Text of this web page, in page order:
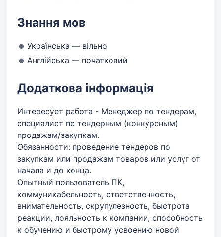
Знання мов
Українська — вільно
Англійська — початковий
Додаткова інформація
Интересует работа - Менеджер по тендерам,
специалист по тендерным (конкурсным)
продажам/закупкам.
Обязанности: проведение тендеров по
закупкам или продажам товаров или услуг от
начала и до конца.
Опытный пользователь ПК,
коммуникабельность, ответственность,
внимательность, скрупулезность, быстрота
реакции, лояльность к компании, способность
к обучению и быстрому усвоению новой